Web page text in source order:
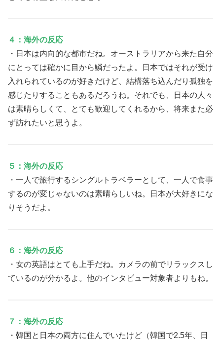
４：海外の反応
・日本は内向的な都市だね。オーストラリアから来た自分
にとっては確かに目から鱗だったよ。日本ではそれが受け
入れられているのが好きだけど、結構落ち込んだり孤独を
感じたりすることもあるだろうね。それでも、日本の人々
は素晴らしくて、とても歓迎してくれるから、将来また必
ず訪れたいと思うよ。
５：海外の反応
・一人で旅行するシングルトラベラーとして、一人で食事
するのが変じゃないのは素晴らしいね。日本が大好きにな
りそうだよ。
６：海外の反応
・女の英語はとても上手だね。カメラの前でリラックスし
ているのが分かるよ。他のインタビュー対象者よりもね。
７：海外の反応
・韓国と日本の両方に住んでいたけど（韓国で2.5年、日